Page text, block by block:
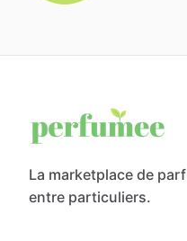
La marketplace de
entre particuliers.